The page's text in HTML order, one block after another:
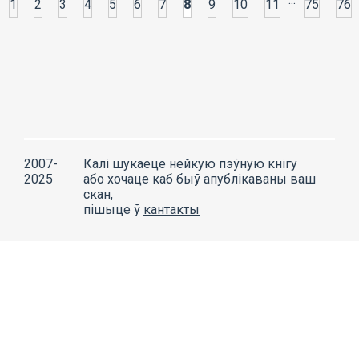
1 2 3 4 5 6 7 8 9 10 11 75 76
2007-
2025
Калі шукаеце нейкую пэўную кнігу
або хочаце каб быў апублікаваны ваш
скан,
пішыце ў кантакты